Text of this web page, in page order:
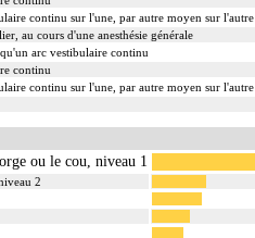
continu sur l'une, par autre moyen sur l'autre
au cours d'une anesthésie générale
arc vestibulaire continu
continu
continu sur l'une, par autre moyen sur l'autre
ou le cou, niveau 1
2